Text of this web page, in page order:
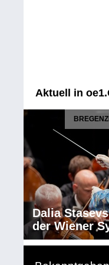
Aktuell in
Dalia
der Wiener